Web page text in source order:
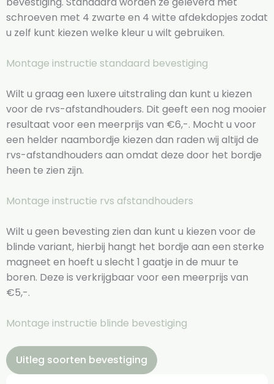
schroeven met 4 zwarte en 4 witte afdekdopjes zodat
u zelf kunt kiezen welke kleur u wilt gebruiken.
Montage instructie standaard bevestiging
Wilt u graag een luxere uitstraling dan kunt u kiezen
voor de rvs-afstandhouders. Dit geeft een nog mooier
resultaat voor een meerprijs van €6,-. Mocht u voor
een helder naambordje kiezen dan raden wij altijd de
rvs-afstandhouders aan omdat deze door het bordje
heen te zien zijn.
Montage instructie rvs afstandhouders
Wilt u geen bevesting zien dan kunt u kiezen voor de
blinde variant, hierbij hangt het bordje aan een sterke
magneet en hoeft u slecht 1 gaatje in de muur te
boren. Deze is verkrijgbaar voor een meerprijs van
€5,-.
Montage instructie blinde bevestiging
Uitleg soorten bevestiging